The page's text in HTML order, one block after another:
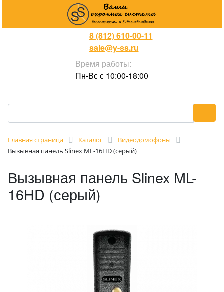
8 (812) 610-00-11
sale@y-ss.ru
Время работы:
Пн-Вс с 10:00-18:00
Главная страница Каталог
Видеодомофоны
Вызывная панель Slinex ML-16HD (серый)
Вызывная панель Slinex ML-
16HD (серый)